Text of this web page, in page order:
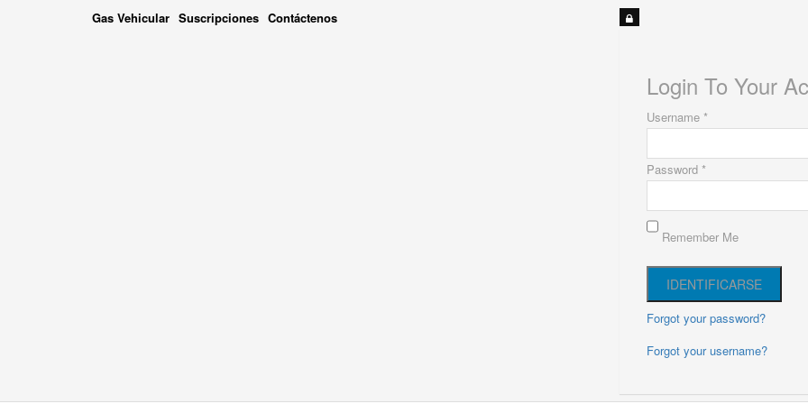
Gas Vehicular Suscripciones Contáctenos
Login To Your
Username *
Password *
Remember Me
Forgot your password?
Forgot your username?